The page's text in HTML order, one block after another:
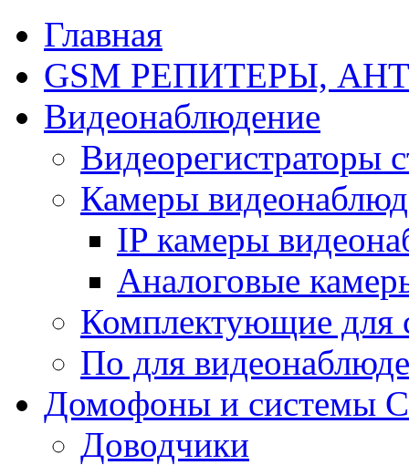
Главная
GSM РЕПИТЕРЫ,
Видеонаблюдение
Видеорегистраторы
Камеры
IP камеры
Аналоговые
Комплектующие для
По для
Домофоны и системы
Доводчики